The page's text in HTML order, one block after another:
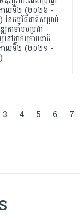
ាលទី២ (២០២៦ -
ៃកម្មវិធីជាតិសម្រាប់
ឍតាមបែបប្រជា
ៅថ្នាក់ក្រោមជាតិ
ាលទី២ (២០២១ -
3 4 5 6 7